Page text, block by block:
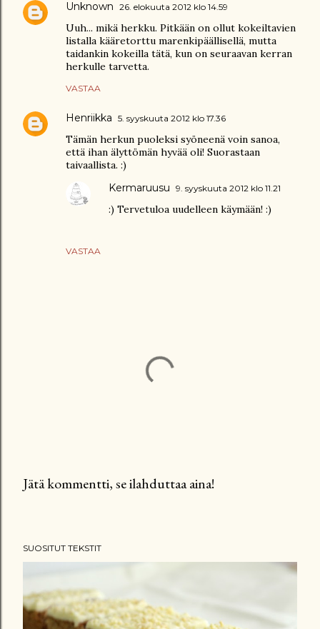
Unknown 26. elokuuta 2012 klo 14.59
Uuh... mikä herkku. Pitkään on ollut kokeiltavien
listalla kääretorttu marenkipäällisellä, mutta
taidankin kokeilla tätä, kun on seuraavan kerran
herkulle tarvetta.
VASTAA
Henriikka 5. syyskuuta 2012 klo 17.36
Tämän herkun puoleksi syöneenä voin sanoa,
että ihan älyttömän hyvää oli! Suorastaan
taivaallista. :)
VASTAA
Kermaruusu 9. syyskuuta 2012 klo 11.21
:) Tervetuloa uudelleen käymään! :)
e
ä
k
Jätä kommentti, se ilahduttaa aina!
SUOSITUT TEKSTIT